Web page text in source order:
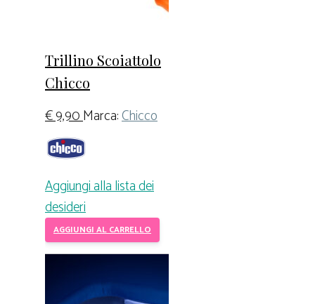
Trillino Scoiattolo
Chicco
€9,90Marca:Chicco
Aggiungi alla lista dei
desideri
AGGIUNGI AL CARRELLO